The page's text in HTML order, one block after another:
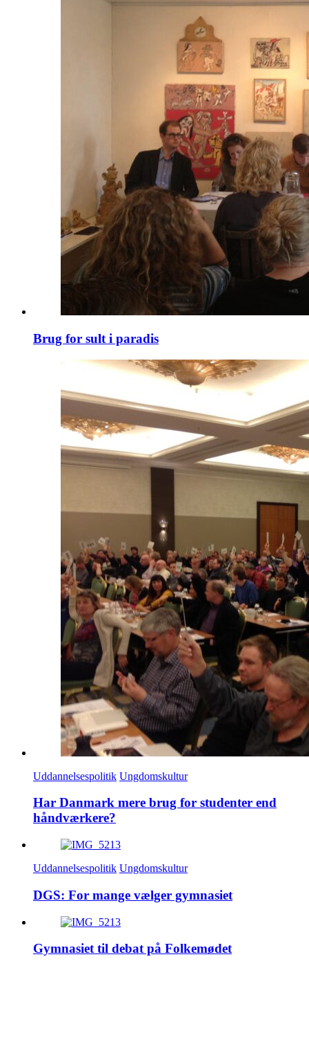
Brug for sult i paradis
Uddannelsespolitik Ungdomskultur
Har Danmark mere brug for studenter end
håndværkere?
Uddannelsespolitik Ungdomskultur
DGS: For mange vælger gymnasiet
Gymnasiet til debat på Folkemødet